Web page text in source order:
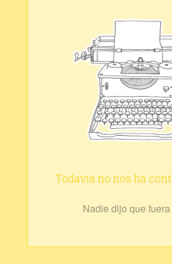
Todavía no nos ha
Nadie dijo que